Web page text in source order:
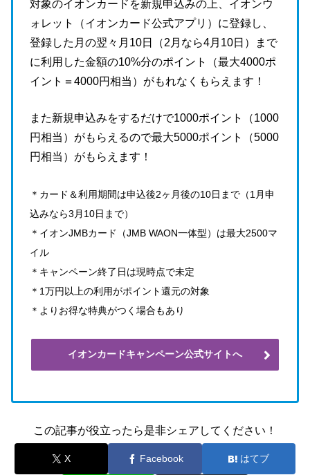
対象のイオンカードを新規申込みの上、イオンウ
ォレット（イオンカード公式アプリ）に登録し、
登録した月の翌々月10日（2月なら4月10日）まで
に利用した金額の10%分のポイント（最大4000ポ
イント＝4000円相当）がもれなくもらえます！
また新規申込みをするだけで1000ポイント（1000
円相当）がもらえるので最大5000ポイント（5000
円相当）がもらえます！
＊カード＆利用期間は申込後2ヶ月後の10日まで（1月申
込みなら3月10日まで）
＊イオンJMBカード（JMB WAON一体型）は最大2500マ
イル
＊キャンペーン終了日は現時点で未定
＊1万円以上の利用がポイント還元の対象
＊よりお得な特典がつく場合もあり
イオンカードキャンペーン公式サイトへ
この記事が役立ったら是非シェアしてください！
X Facebook はてブ